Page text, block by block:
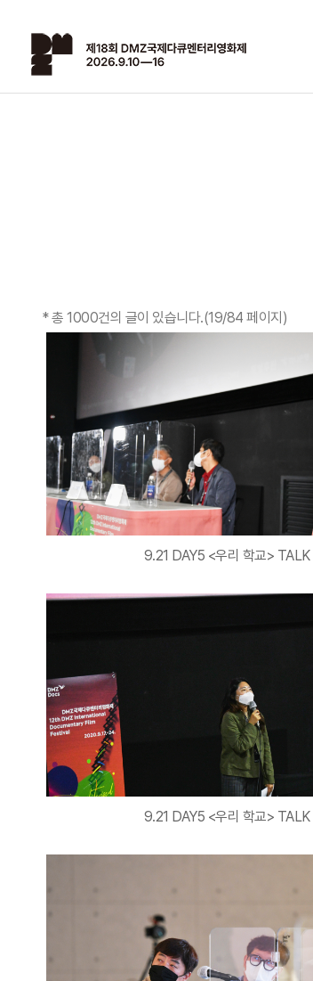
*총 1000건의 글이 있습니다.(19/84 페이지)
9.21 DAY5 <우리 학교> TALK
9.21 DAY5 <우리 학교> TALK